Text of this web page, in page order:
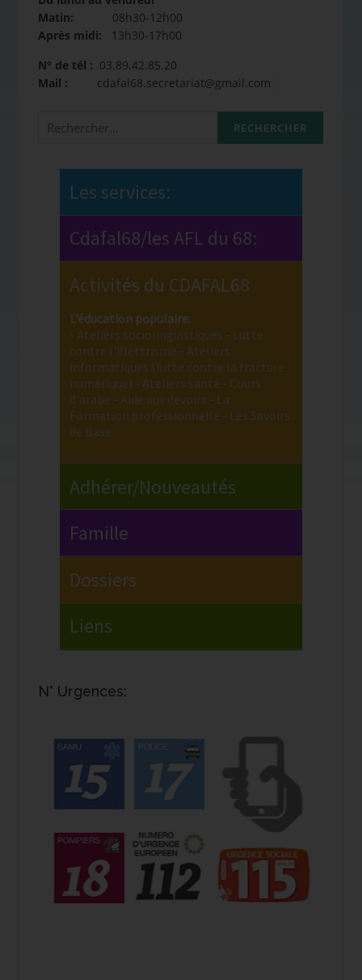
Matin: 08h30-12h00
Après midi: 13h30-17h00
N° de tél : 03.89.42.85.20
Mail : cdafal68.secretariat@gmail.com
N° Urgences: